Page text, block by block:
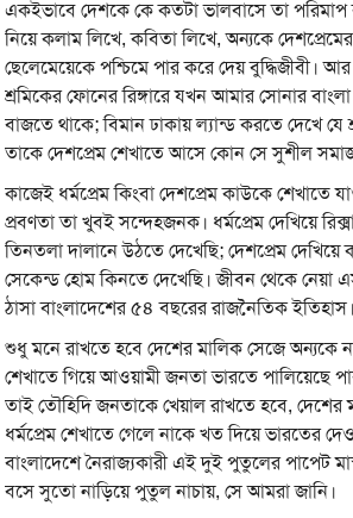
একইভাবে দেশকে কে কতটা ভালবাসে তা পরিমাপ
নিয়ে কলাম লিখে, কবিতা লিখে, অন্যকে দেশপ্রেমের
ছেলেমেয়েকে পশ্চিমে পার করে দেয় বুদ্ধিজীবী। আর
শ্রমিকের ফোনের রিঙ্গারে যখন আমার সোনার
বাজতে থাকে; বিমান ঢাকায় ল্যান্ড করতে দেখে
তাকে দেশপ্রেম শেখাতে আসে কোন সে সুশীল
কাজেই ধর্মপ্রেম কিংবা দেশপ্রেম কাউকে শেখাতে
প্রবণতা তা খুবই সন্দেহজনক। ধর্মপ্রেম দেখিয়ে
তিনতলা দালানে উঠতে দেখেছি; দেশপ্রেম দেখিয়ে
সেকেন্ড হোম কিনতে দেখেছি। জীবন থেকে নেয়া
ঠাসা বাংলাদেশের ৫৪ বছরের রাজনৈতিক ইতিহাস।
শুধু মনে রাখতে হবে দেশের মালিক সেজে অন্যকে
শেখাতে গিয়ে আওয়ামী জনতা ভারতে পালিয়েছে
তাই তৌহিদি জনতাকে খেয়াল রাখতে হবে, দেশের
ধর্মপ্রেম শেখাতে গেলে নাকে খত দিয়ে ভারতের
বাংলাদেশে নৈরাজ্যকারী এই দুই পুতুলের পাপেট
বসে সুতো নাড়িয়ে পুতুল নাচায়, সে আমরা জানি।